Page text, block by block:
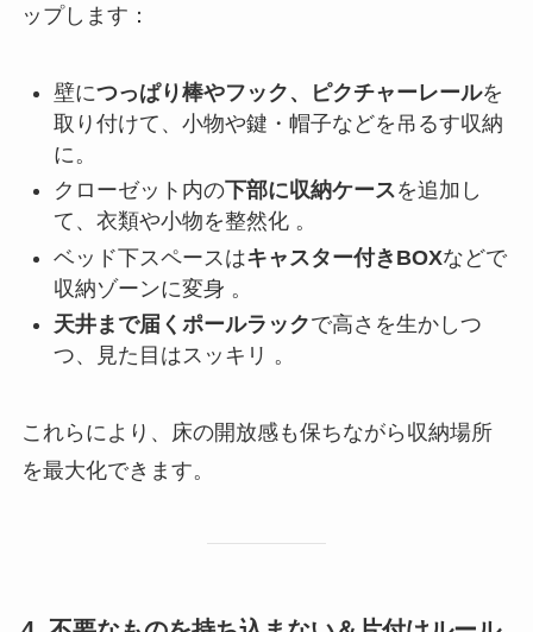
ップします：
壁につっぱり棒やフック、ピクチャーレールを
取り付けて、小物や鍵・帽子などを吊るす収納
に。
クローゼット内の下部に収納ケースを追加し
て、衣類や小物を整然化 。
ベッド下スペースはキャスター付きBOXなどで
収納ゾーンに変身 。
天井まで届くポールラックで高さを生かしつ
つ、見た目はスッキリ 。
これらにより、床の開放感も保ちながら収納場所
を最大化できます。